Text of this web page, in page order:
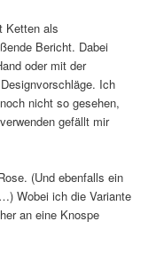
Ketten als
Bericht. Dabei
oder mit der
Ich
nicht so gesehen,
gefällt mir
(Und ebenfalls ein
Wobei ich die Variante
an eine Knospe